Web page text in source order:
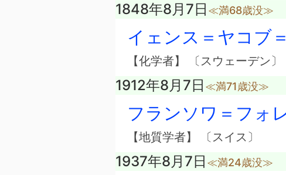
1848年8月7日 ≪満68歳没≫
イェンス＝ヤコブ
【化学者】 〔スウェーデン〕
1912年8月7日 ≪満71歳没≫
フランソワ＝フォ
【地質学者】 〔スイス〕
1937年8月7日 ≪満24歳没≫